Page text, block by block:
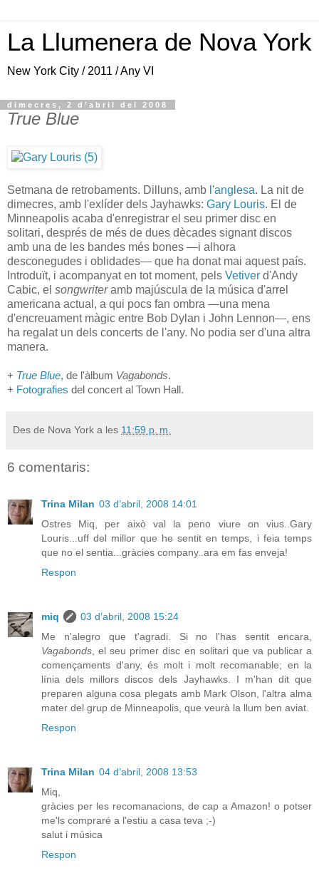
La Llumenera de Nova York
New York City / 2011 / Any VI
dimecres, 2 d’abril del 2008
True Blue
Setmana de retrobaments. Dilluns, amb l'anglesa. La nit de
dimecres, amb l'exlíder dels Jayhawks: Gary Louris. El de
Minneapolis acaba d'enregistrar el seu primer disc en
solitari, després de més de dues dècades signant discos
amb una de les bandes més bones —i alhora
desconegudes i oblidades— que ha donat mai aquest país.
Introduït, i acompanyat en tot moment, pels Vetiver d'Andy
Cabic, el songwriteramb majúscula de la música d'arrel
americana actual, a qui pocs fan ombra —una mena
d'encreuament màgic entre Bob Dylan i John Lennon—, ens
ha regalat un dels concerts de l'any. No podia ser d'una altra
manera.
+ True Blue, de l'àlbum Vagabonds.
+ Fotografies del concert al Town Hall.
Des de Nova York a les 11:59 p. m.
6 comentaris:
Trina Milan 03 d’abril, 2008 14:01
Ostres Miq, per això val la peno viure on vius..Gary
Louris...uff del millor que he sentit en temps, i feia temps
que no el sentia...gràcies company..ara em fas enveja!
Respon
miq
03 d’abril, 2008 15:24
Me n'alegro que t'agradi. Si no l'has sentit encara,
Vagabonds , el seu primer disc en solitari que va publicar a
començaments d'any, és molt i molt recomanable; en la
línia dels millors discos dels Jayhawks. I m'han dit que
preparen alguna cosa plegats amb Mark Olson, l'altra alma
mater del grup de Minneapolis, que veurà la llum ben aviat.
Respon
Trina Milan 04 d’abril, 2008 13:53
Miq,
gràcies per les recomanacions, de cap a Amazon! o potser
me'ls compraré a l'estiu a casa teva ;-)
salut i música
Respon